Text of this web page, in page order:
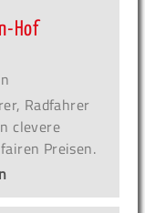
Hof
Radfahrer
clevere
Preisen.